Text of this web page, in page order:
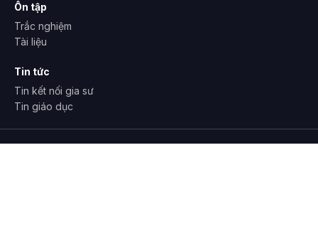
Ôn tập
Trắc nghiệm
Tài liệu
Tin tức
Tin kết nối gia sư
Tin giáo dục